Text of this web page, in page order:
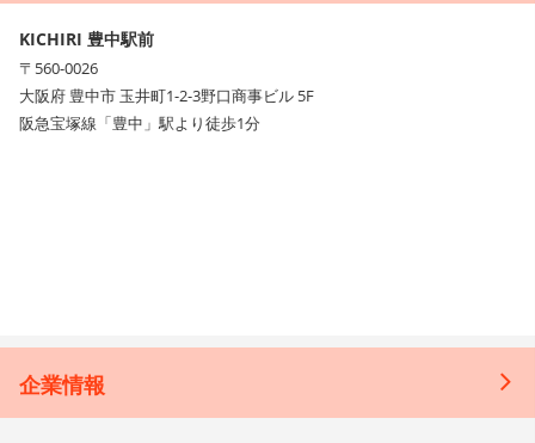
KICHIRI 豊中駅前
〒560-0026
大阪府 豊中市 玉井町1-2-3野口商事ビル 5F
阪急宝塚線「豊中」駅より徒歩1分
企業情報